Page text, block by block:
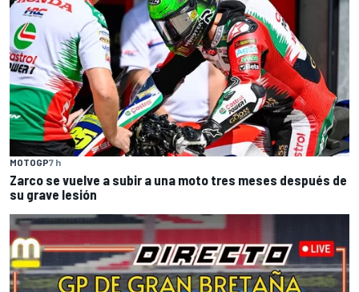
MOTOGP7 h
Zarco se vuelve a subir a una moto tres meses después de
su grave lesión